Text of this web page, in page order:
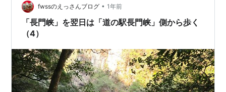
「竜宮渕（萩市側）」からは、3.0Km地点の「舟入」で
折り返しました。 現在は、翌…
fwssのえっさんブログ • 1年前
「長門峡」を翌日は「道の駅長門峡」側から歩く
（4）